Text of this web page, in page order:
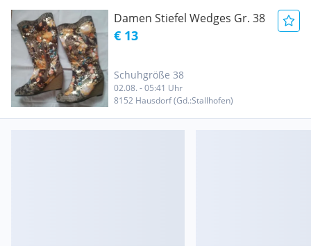
Damen Stiefel Wedges Gr. 38
€ 13
Schuhgröße 38
02.08. - 05:41 Uhr
8152 Hausdorf (Gd.:Stallhofen)